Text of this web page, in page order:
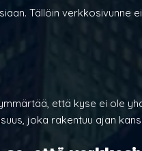
Tällöin verkkosivunne
että kyse ei ole
joka rakentuu ajan